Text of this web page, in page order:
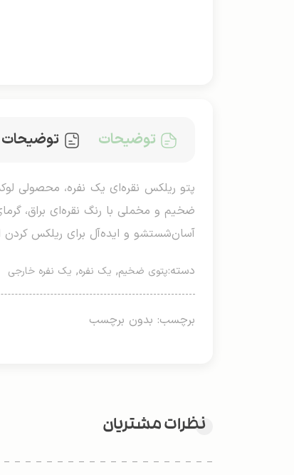
توضیحات توضیحات
ضخیم و مخملی با رنگ نقره‌ای براق،
آسان‌شستشو و ایده‌آل برای ریلکس
دسته:پتوی ضخیم, یک نفره, یک نفره خارجی
برچسب: بدون برچسب
نظرات مشتریان